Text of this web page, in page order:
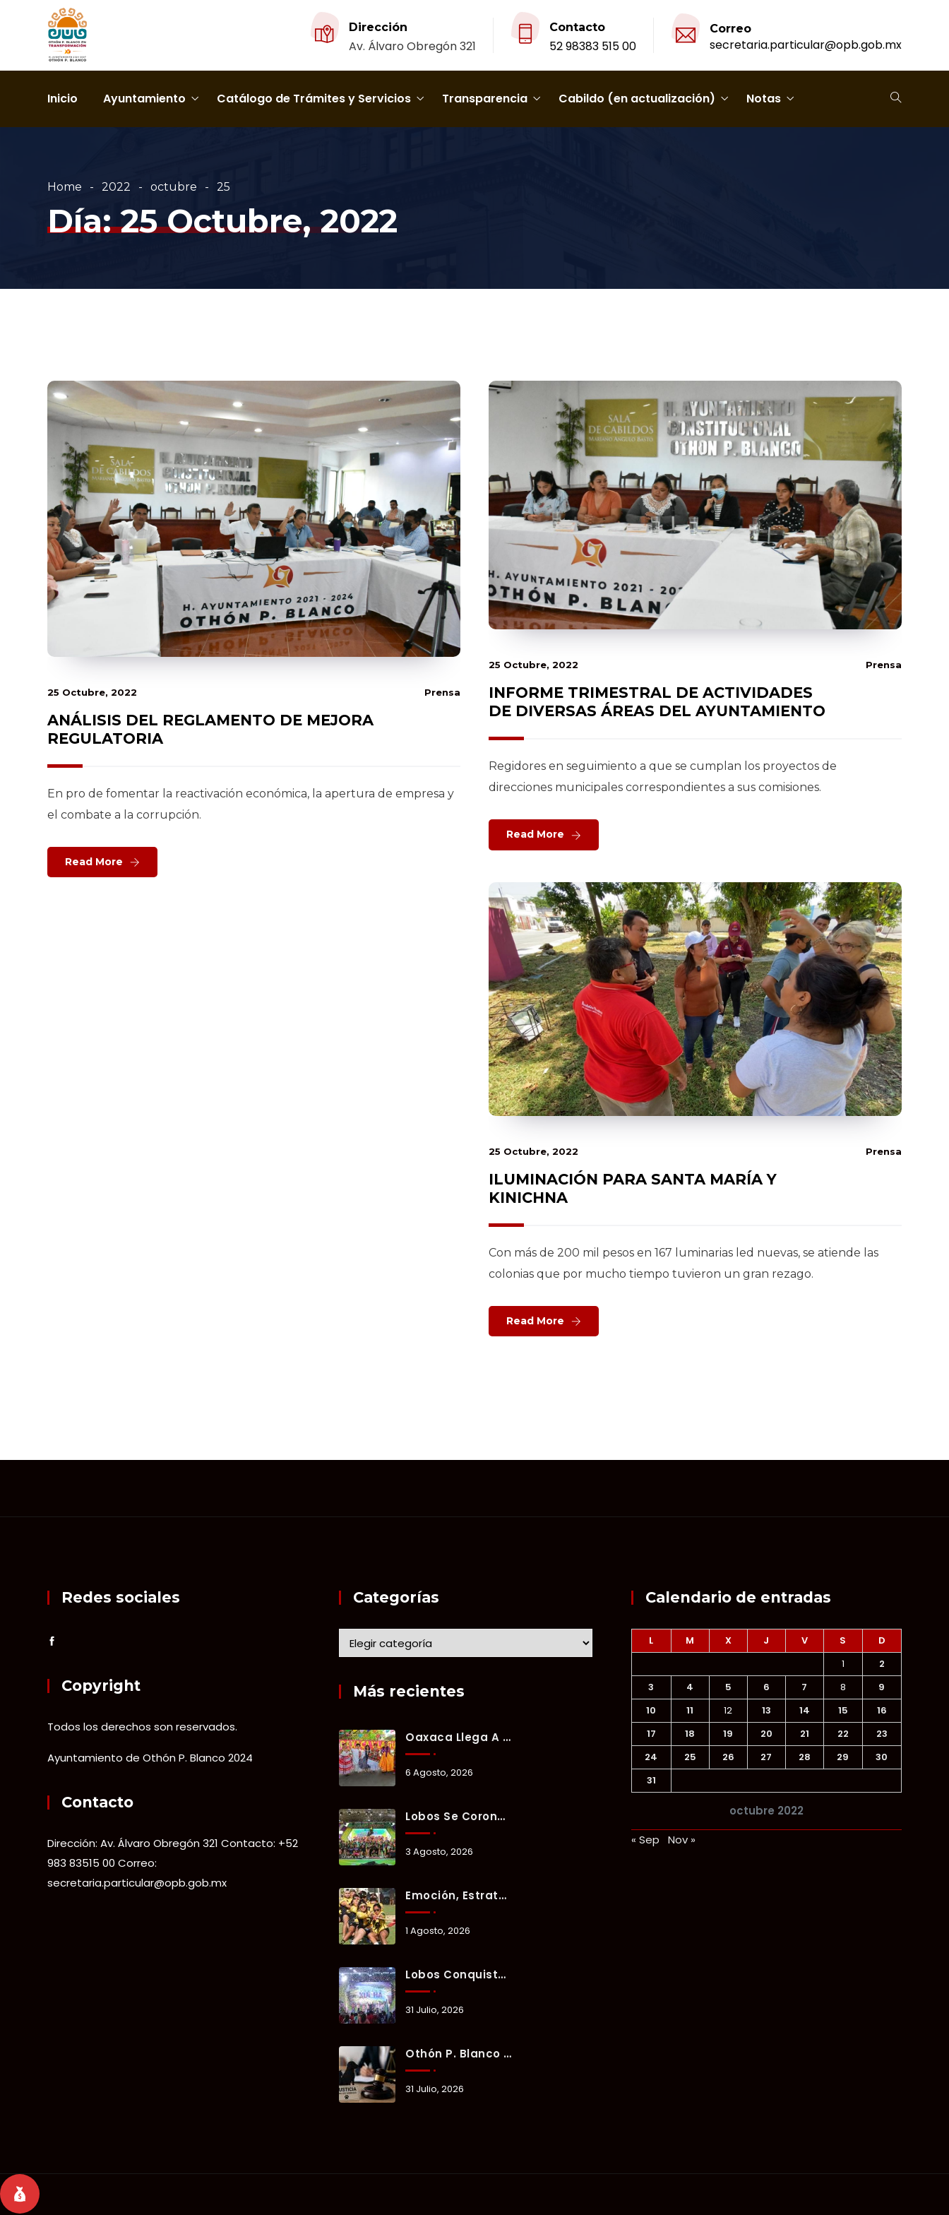
Dirección
Av. Álvaro Obregón 321
Contacto
52 98383 515 00
Correo
secretaria.particular@opb.gob.mx
Inicio Ayuntamiento Catálogo de Trámites y Servicios Transparencia Cabildo (en actualización) Notas
Home 2022 octubre 25
Día:25 Octubre, 2022
25 Octubre, 2022 Prensa
ANÁLISIS DEL REGLAMENTO DE MEJORA
REGULATORIA
En pro de fomentar la reactivación económica, la apertura de empresa y
el combate a la corrupción.
Read More
25 Octubre, 2022 Prensa
INFORME TRIMESTRAL DE ACTIVIDADES
DE DIVERSAS ÁREAS DEL AYUNTAMIENTO
Regidores en seguimiento a que se cumplan los proyectos de
direcciones municipales correspondientes a sus comisiones.
Read More
25 Octubre, 2022 Prensa
ILUMINACIÓN PARA SANTA MARÍA Y
KINICHNA
Con más de 200 mil pesos en 167 luminarias led nuevas, se atiende las
colonias que por mucho tiempo tuvieron un gran rezago.
Read More
Redes sociales
Copyright
Todos los derechos son reservados.
Ayuntamiento de Othón P. Blanco 2024
Contacto
Dirección: Av. Álvaro Obregón 321 Contacto: +52
983 83515 00 Correo:
secretaria.particular@opb.gob.mx
Categorías
Más recientes
Oaxaca Llega A Chetumal Con El Color, Sabor Y Tradición De La Guelaguetza 2026.
6 Agosto, 2026
Lobos Se Corona Campeón Del Verano Xul-Há 2026 Tras Tres Días De Intensa Competencia.
3 Agosto, 2026
Emoción, Estrategia Y Trabajo En Equipo Marcan El Segundo Día Del Verano Xul-Há 2026.
1 Agosto, 2026
Lobos Conquista La Primera Competencia Del Verano Xul-Há 2026 En Una Noche Llena De Talento Y Energía.
31 Julio, 2026
Othón P. Blanco Refrenda Su Compromiso Contra El Maltrato Animal: Vinculan A Proceso A Presunto Responsable Tras Denuncia Del Ayuntamiento.
31 Julio, 2026
Calendario de entradas
octubre 2022
L M X J V S
D
1
2
3
4 5 6 7 8
9
10
11 12 13 14 15
16
17
18 19 20 21 22
23
24
25 26 27 28 29
30
31
« Sep Nov »